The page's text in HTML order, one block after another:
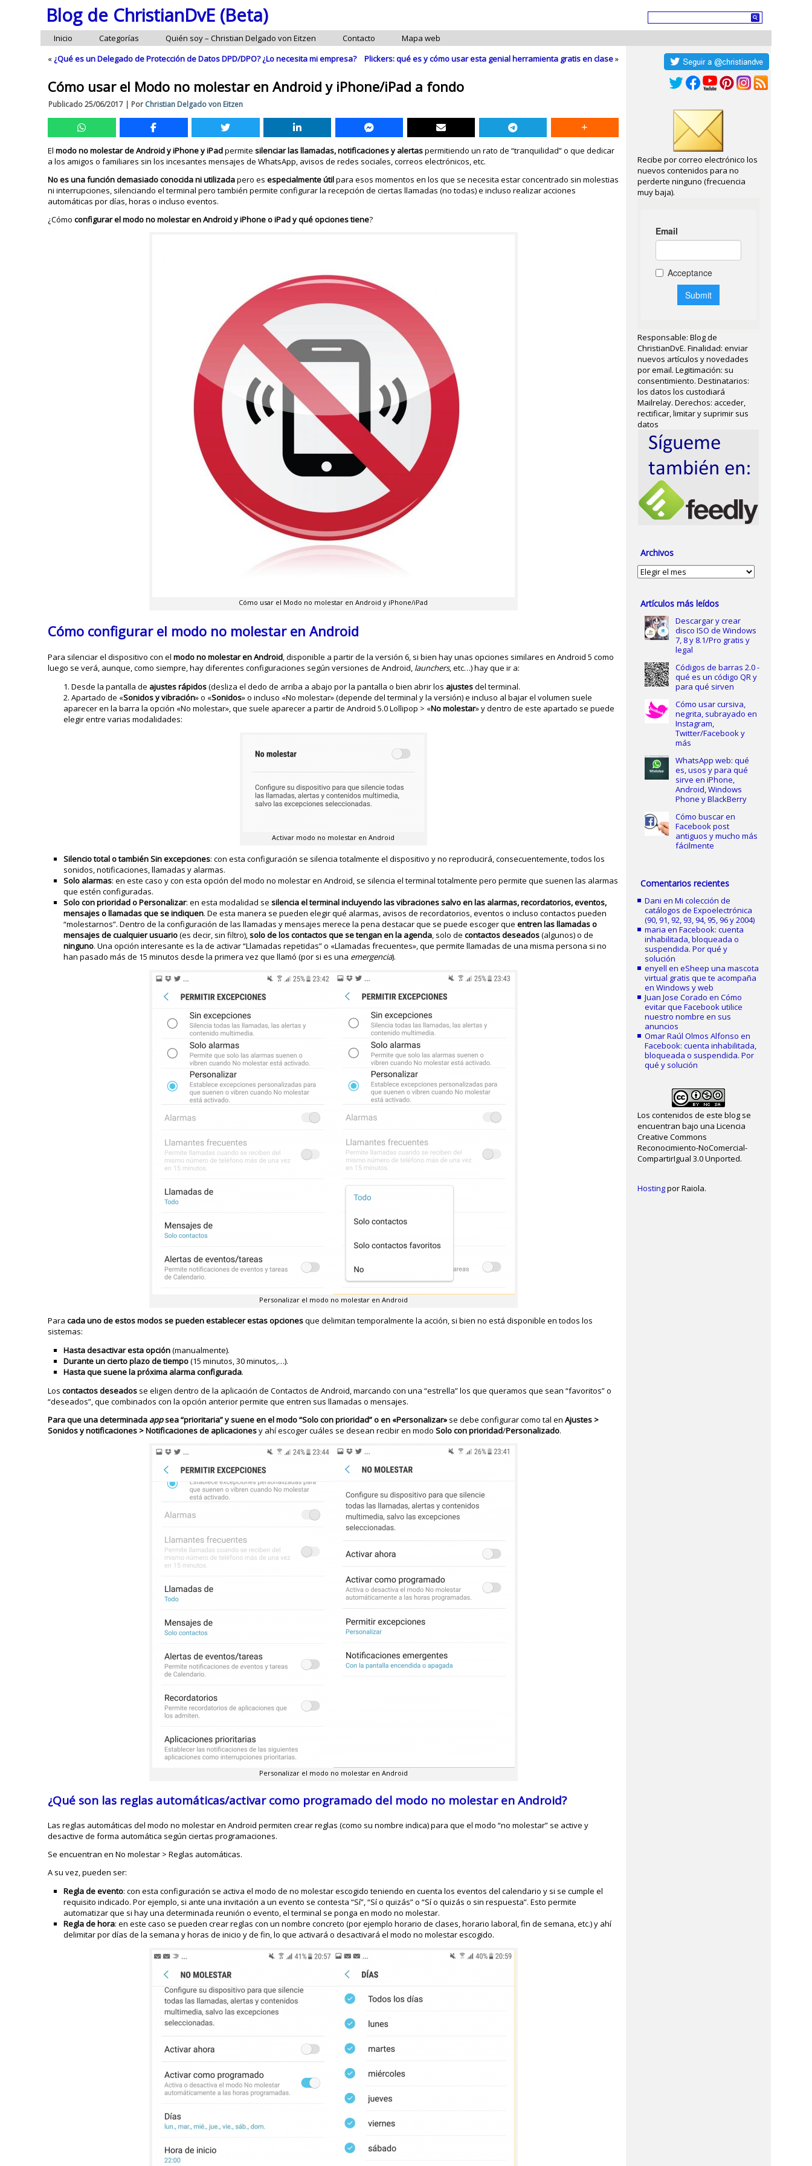
Blog de ChristianDvE (Beta)
Inicio Categorías Quién soy – Christian Delgado von Eitzen Contacto
Mapa web
« ¿Qué es un Delegado de Protección de Datos DPD/DPO? ¿Lo necesita mi empresa? Plickers: qué es y cómo usar esta genial herramienta gratis en clase»
Cómo usar el Modo no molestar en Android y iPhone/iPad a fondo
Publicado25/06/2017 | Por Christian Delgado von Eitzen
Elmodo no molestar de Android y iPhone y iPadpermitesilenciar las llamadas, notificaciones y alertaspermitiendo un rato de “tranquilidad” o que dedicar
a los amigos o familiares sin los incesantes mensajes de WhatsApp, avisos de redes sociales, correos electrónicos, etc.
No es una función demasiado conocida ni utilizadapero esespecialmente útilpara esos momentos en los que se necesita estar concentrado sin molestias
ni interrupciones, silenciando el terminal pero también permite configurar la recepción de ciertas llamadas (no todas) e incluso realizar acciones
automáticas por días, horas o incluso eventos.
¿Cómoconfigurar el modo no molestar en Android y iPhone o iPad y qué opciones tiene?
Cómo usar el Modo no molestar en Android y iPhone/iPad
Cómo configurar el modo no molestar en Android
Para silenciar el dispositivo con elmodo no molestar en Android, disponible a partir de la versión 6, si bien hay unas opciones similares en Android 5 como
luego se verá, aunque, como siempre, hay diferentes configuraciones según versiones de Android, launchers, etc…) hay que ir a:
Desde la pantalla de ajustesrápidos(desliza el dedo de arriba a abajo por la pantalla o bien abrir los ajustesdel terminal.
Apartado de «Sonidos y vibración» o «Sonidos» o incluso «No molestar» (depende del terminal y la versión) e incluso al bajar el volumen suele
aparecer en la barra la opción «No molestar», que suele aparecer a partir de Android 5.0 Lollipop > «No molestar» y dentro de este apartado se puede
elegir entre varias modalidades:
Activar modo no molestar en Android
Silencio total o también Sin excepciones: con esta configuración se silencia totalmente el dispositivo y no reproducirá, consecuentemente, todos los
sonidos, notificaciones, llamadas y alarmas.
Solo alarmas: en este caso y con esta opción del modo no molestar en Android, se silencia el terminal totalmente pero permite que suenen las alarmas
que estén configuradas.
Solo con prioridad o Personalizar: en esta modalidad sesilencia el terminal incluyendo las vibraciones salvo en las alarmas, recordatorios, eventos,
mensajes o llamadas que se indiquen. De esta manera se pueden elegir qué alarmas, avisos de recordatorios, eventos o incluso contactos pueden
“molestarnos”. Dentro de la configuración de las llamadas y mensajes merece la pena destacar que se puede escoger queentren las llamadas o
mensajes de cualquier usuario(es decir, sin filtro),solo de los contactos que se tengan en la agenda, solo decontactos deseados(algunos) o de
ninguno. Una opción interesante es la de activar “Llamadas repetidas” o «Llamadas frecuentes», que permite llamadas de una misma persona si no
han pasado más de 15 minutos desde la primera vez que llamó (por si es una emergencia).
Personalizar el modo no molestar en Android
Paracada uno de estos modos se pueden establecer estas opcionesque delimitan temporalmente la acción, si bien no está disponible en todos los
sistemas:
Hasta desactivar esta opción(manualmente).
Durante un cierto plazo de tiempo(15 minutos, 30 minutos,…).
Hasta que suene la próxima alarma configurada.
Loscontactos deseados se eligen dentro de la aplicación de Contactos de Android, marcando con una “estrella” los que queramos que sean “favoritos” o
“deseados”, que combinados con la opción anterior permite que entren sus llamadas o mensajes.
Para que una determinada appsea “prioritaria” y suene en el modo “Solo con prioridad” o en «Personalizar» se debe configurar como tal enAjustes >
Sonidos y notificaciones > Notificaciones de aplicacionesy ahí escoger cuáles se desean recibir en modoSolo con prioridad/Personalizado.
Personalizar el modo no molestar en Android
¿Qué son las reglas automáticas/activar como programado del modo no molestar en Android?
Las reglas automáticas del modo no molestar en Android permiten crear reglas (como su nombre indica) para que el modo “no molestar” se active y
desactive de forma automática según ciertas programaciones.
Se encuentran en No molestar > Reglas automáticas.
A su vez, pueden ser:
Regla de evento: con esta configuración se activa el modo de no molestar escogido teniendo en cuenta los eventos del calendario y si se cumple el
requisito indicado. Por ejemplo, si ante una invitación a un evento se contesta “Sí”, “Sí o quizás” o “Sí o quizás o sin respuesta”. Esto permite
automatizar que si hay una determinada reunión o evento, el terminal se ponga en modo no molestar.
Regla de hora: en este caso se pueden crear reglas con un nombre concreto (por ejemplo horario de clases, horario laboral, fin de semana, etc.) y ahí
delimitar por días de la semana y horas de inicio y de fin, lo que activará o desactivará el modo no molestar escogido.
Recibe por correo electrónico los
nuevos contenidos para no
perderte ninguno (frecuencia
muy baja).
Responsable: Blog de
ChristianDvE. Finalidad: enviar
nuevos artículos y novedades
por email. Legitimación: su
consentimiento. Destinatarios:
los datos los custodiará
Mailrelay. Derechos: acceder,
rectificar, limitar y suprimir sus
datos
Archivos
Archivos
Artículos más leídos
Descargar y crear
disco ISO de Windows
7, 8 y 8.1/Pro gratis y
legal
Códigos de barras 2.0 -
qué es un código QR y
para qué sirven
Cómo usar cursiva,
negrita, subrayado en
Instagram,
Twitter/Facebook y
más
WhatsApp web: qué
es, usos y para qué
sirve en iPhone,
Android, Windows
Phone y BlackBerry
Cómo buscar en
Facebook post
antiguos y mucho más
fácilmente
Comentarios recientes
Dani enMi colección de
catálogos de Expoelectrónica
(90, 91, 92, 93, 94, 95, 96 y 2004)
maria enFacebook: cuenta
inhabilitada, bloqueada o
suspendida. Por qué y
solución
enyell eneSheep una mascota
virtual gratis que te acompaña
en Windows y web
Juan Jose Corado enCómo
evitar que Facebook utilice
nuestro nombre en sus
anuncios
Omar Raúl Olmos Alfonso en
Facebook: cuenta inhabilitada,
bloqueada o suspendida. Por
qué y solución
Los contenidos de este blog se
encuentran bajo una Licencia
Creative Commons
Reconocimiento-NoComercial-
CompartirIgual 3.0 Unported.
Hostingpor Raiola.